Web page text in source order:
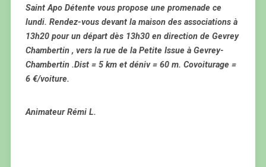
Saint Apo Détente vous propose une promenade ce
lundi. Rendez-vous devant la maison des associations à
13h20 pour un départ dès 13h30 en direction de Gevrey
Chambertin , vers la rue de la Petite Issue à Gevrey-
Chambertin .Dist = 5 km et déniv = 60 m. Covoiturage =
6 €/voiture.
Animateur Rémi L.